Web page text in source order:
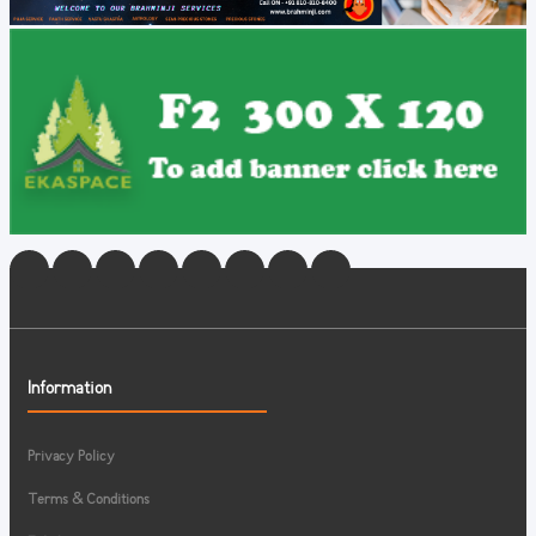
Information
Privacy Policy
Terms & Conditions